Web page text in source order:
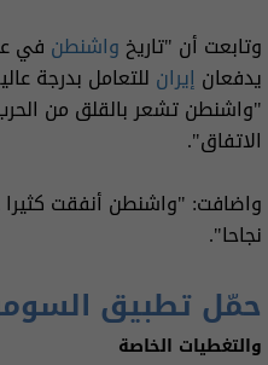
وتابعت أن "تاريخ واشنطن في
يدفعان إيران للتعامل بدرجة
"واشنطن تشعر بالقلق من
الاتفاق".
واضافت: "واشنطن أنفقت
نجاحا".
حمّل تطبيق
والتغطيات الخاصة